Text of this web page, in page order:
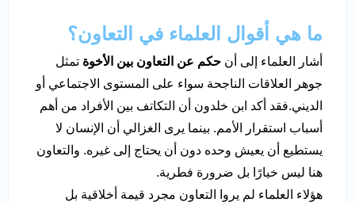
ما هي أقوال العلماء في التعاون؟
أشار العلماء إلى أن حكم عن التعاون بين الأخوة تمثل
جوهر العلاقات الناجحة سواء على المستوى الاجتماعي أو
الديني.فقد أكد ابن خلدون أن التكاتف بين الأفراد من أهم
أسباب استقرار الأمم. بينما يرى الغزالي أن الإنسان لا
يستطيع أن يعيش وحده دون أن يحتاج إلى غيره. والتعاون
هنا ليس خيارًا بل ضرورة فطرية.
هؤلاء العلماء لم يروا التعاون مجرد قيمة أخلاقية بل